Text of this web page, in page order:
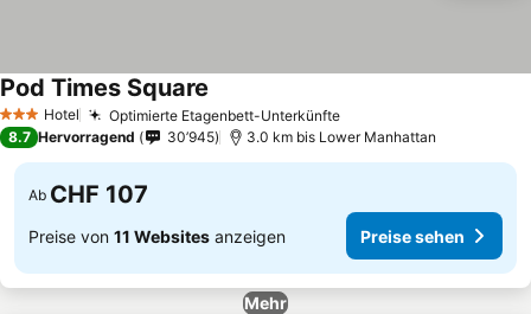
3 SterneHotel Optimierte Etagenbett-Unterkünfte
Pod Times Square
8.7 Hervorragend 30’945 3.0 km bis Lower Manhattan
Ab CHF 107
Preise von 11 Websites anzeigen Preise sehen
Mehr